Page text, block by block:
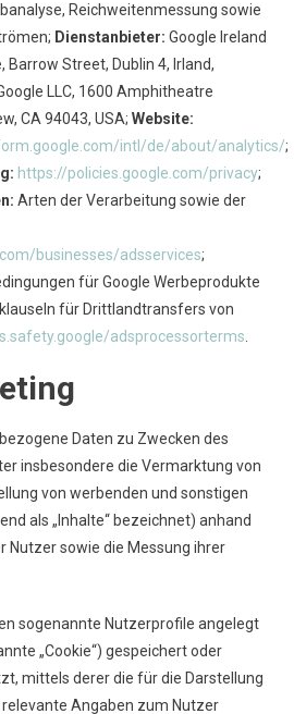
Reichweitenmessung sowie
Dienstanbieter: Google Ireland
Barrow Street, Dublin 4, Irland,
LLC, 1600 Amphitheatre
CA 94043, USA; Website:
intl/de/about/analytics/;
https://policies.google.com/privacy;
Arten der Verarbeitung sowie der
businesses/adsservices;
für Google Werbeprodukte
für Drittlandtransfers von
adsprocessorterms
Daten zu Zwecken des
insbesondere die Vermarktung von
von werbenden und sonstigen
als „Inhalte“ bezeichnet) anhand
Nutzer sowie die Messung ihrer
sogenannte Nutzerprofile angelegt
„Cookie“) gespeichert oder
mittels derer die für die Darstellung
Angaben zum Nutzer